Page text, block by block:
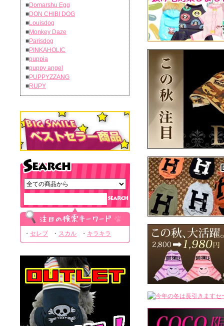
■Domarshu Egg
■DON CHIBI DOG
■Louisdog
■Monkey Daze
■Parisdog
■PINKAHOLIC
■puppia
■puppy angel
■PUPPYZZANG
■RUPY
セレブ スカル キラキラ